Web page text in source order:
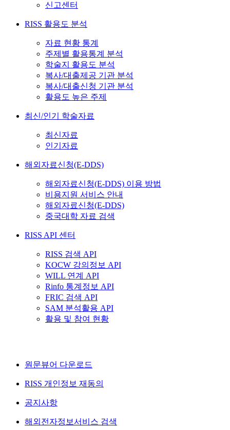
신고센터
RISS 활용도 분석
자료 현황 통계
주제별 활용통계 분석
학술지 활용도 분석
복사/대출제공 기관 분석
복사/대출신청 기관 분석
활용도 높은 주제
최신/인기 학술자료
최신자료
인기자료
해외자료신청(E-DDS)
해외자료신청(E-DDS) 이용 방법
비용지원 서비스 안내
해외자료신청(E-DDS)
중국대학 자료 검색
RISS API 센터
RISS 검색 API
KOCW 강의정보 API
WILL 연계 API
Rinfo 통계정보 API
FRIC 검색 API
SAM 분석활용 API
활용 및 참여 현황
원문뷰어 다운로드
RISS 개인정보 재동의
공지사항
해외전자정보서비스 검색